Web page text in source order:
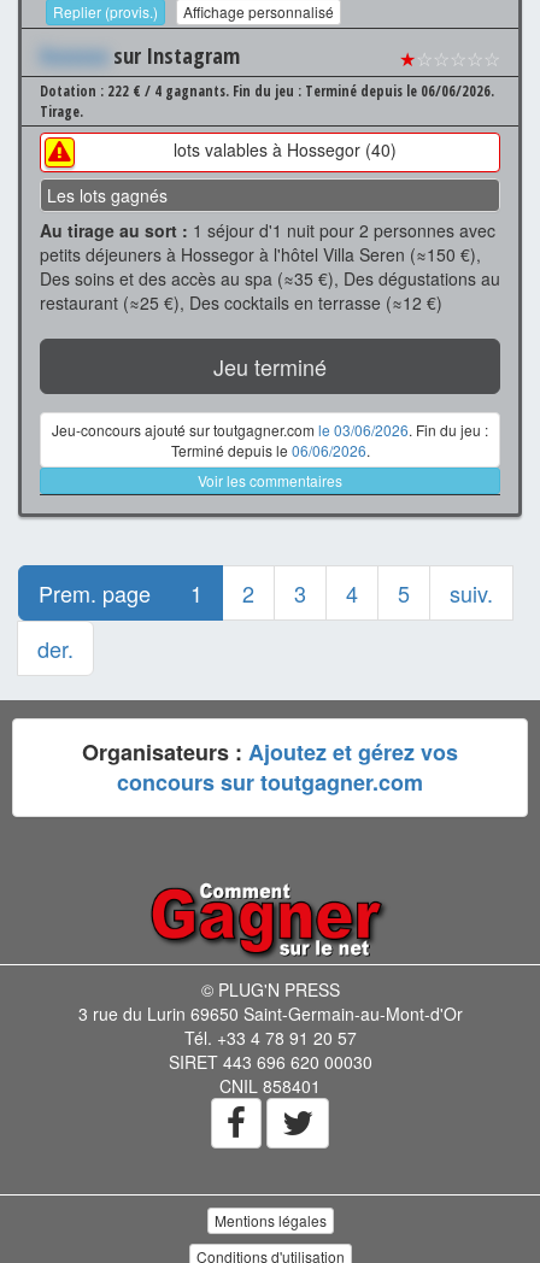
Replier (provis.) Affichage personnalisé
Xxxxxxx sur Instagram ★☆☆☆☆☆
Dotation : 222 € / 4 gagnants. Fin du jeu : Terminé depuis le 06/06/2026.
Tirage.
lots valables à Hossegor (40)
Les lots gagnés
Au tirage au sort : 1 séjour d'1 nuit pour 2 personnes avec
petits déjeuners à Hossegor à l'hôtel Villa Seren (≈150 €),
Des soins et des accès au spa (≈35 €), Des dégustations au
restaurant (≈25 €), Des cocktails en terrasse (≈12 €)
Jeu terminé
Jeu-concours ajouté sur toutgagner.com le 03/06/2026. Fin du jeu :
Terminé depuis le 06/06/2026.
Voir les commentaires
Prem. page 1 2 3 4 5
suiv.
der.
Organisateurs : Ajoutez et gérez vos
concours sur toutgagner.com
© PLUG'N PRESS
3 rue du Lurin 69650 Saint-Germain-au-Mont-d'Or
Tél. +33 4 78 91 20 57
SIRET 443 696 620 00030
CNIL 858401
Mentions légales
Conditions d'utilisation